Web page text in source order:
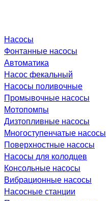
Насосы
Фонтанные насосы
Автоматика
Насос фекальный
Насосы поливочные
Промывочные насосы
Мотопомпы
Дизтопливные насосы
Многоступенчатые насосы
Поверхностные насосы
Насосы для колодцев
Консольные насосы
Вибрационные насосы
Насосные станции